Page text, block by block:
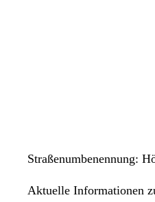
Straßenumbenennung:
Aktuelle Informationen